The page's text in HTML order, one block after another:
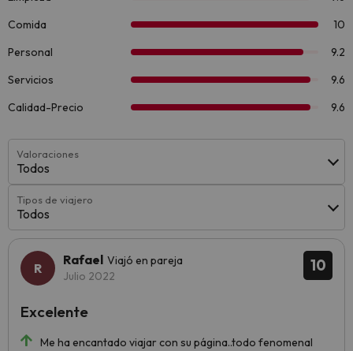
Valoraciones
Todos
Tipos de viajero
Todos
10
Rafael Viajó en pareja
Julio 2022
Me ha encantado viajar con su página..todo fenomenal
Excelente